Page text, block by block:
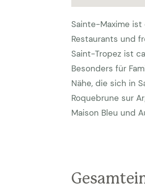
Sainte-Maxime
Restaurants und
Saint-Tropez ist
Besonders für
Nähe, die sich in
Roquebrune sur
Maison Bleu und